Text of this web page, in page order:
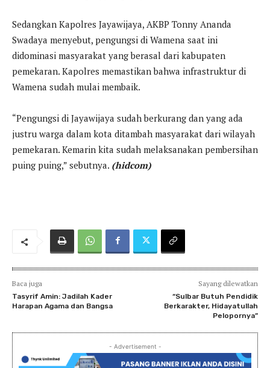
Sedangkan Kapolres Jayawijaya, AKBP Tonny Ananda
Swadaya menyebut, pengungsi di Wamena saat ini
didominasi masyarakat yang berasal dari kabupaten
pemekaran. Kapolres memastikan bahwa infrastruktur di
Wamena sudah mulai membaik.
“Pengungsi di Jayawijaya sudah berkurang dan yang ada
justru warga dalam kota ditambah masyarakat dari wilayah
pemekaran. Kemarin kita sudah melaksanakan pembersihan
puing puing,” sebutnya. (hidcom)
Baca juga
Tasyrif Amin: Jadilah Kader
Harapan Agama dan Bangsa
Sayang dilewatkan
“Sulbar Butuh Pendidik
Berkarakter, Hidayatullah
Pelopornya”
- Advertisement -